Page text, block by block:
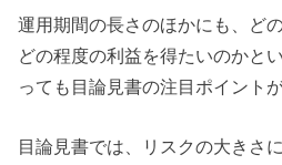
運用期間の長さのほかにも、ど
どの程度の利益を得たいのかと
っても目論見書の注目ポイント
目論見書では、リスクの大きさ